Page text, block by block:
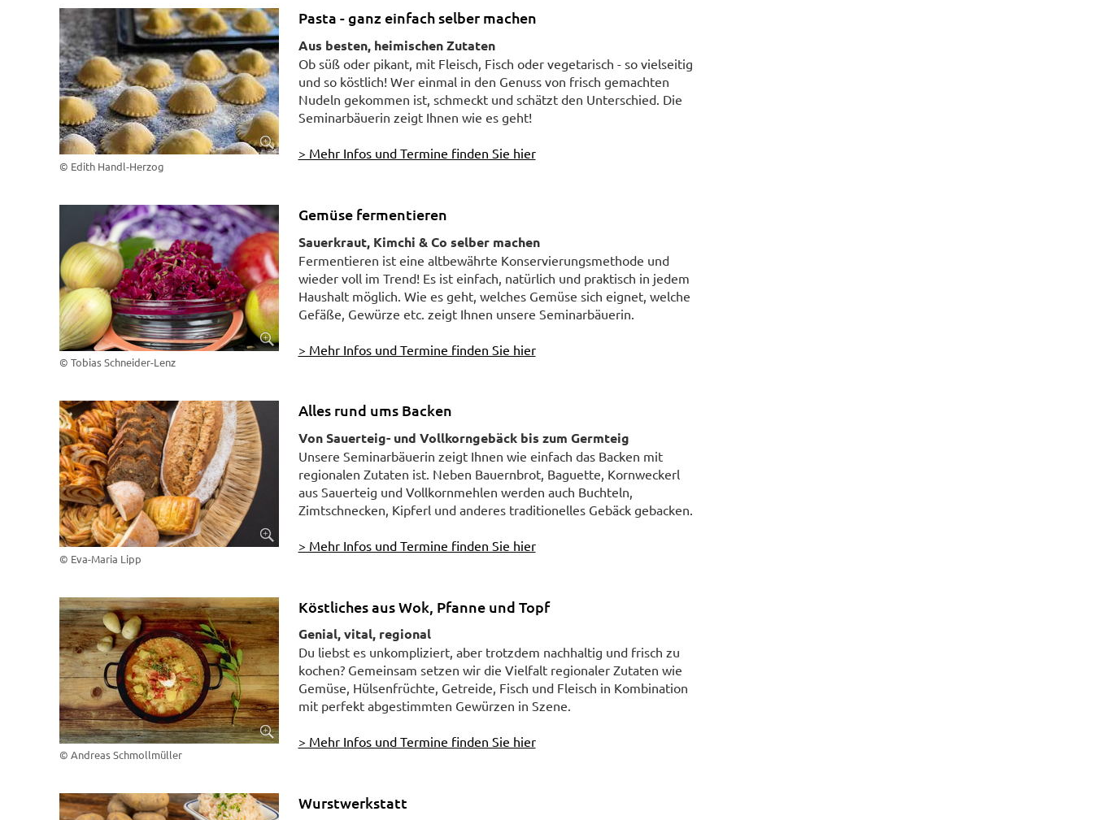
© Edith Handl-Herzog
Pasta - ganz einfach selber machen
Aus besten, heimischen Zutaten
Ob süß oder pikant, mit Fleisch, Fisch oder vegetarisch - so vielseitig
und so köstlich! Wer einmal in den Genuss von frisch gemachten
Nudeln gekommen ist, schmeckt und schätzt den Unterschied. Die
Seminarbäuerin zeigt Ihnen wie es geht!
> Mehr Infos und Termine finden Sie hier
© Tobias Schneider-Lenz
Gemüse fermentieren
Sauerkraut, Kimchi & Co selber machen
Fermentieren ist eine altbewährte Konservierungsmethode und
wieder voll im Trend! Es ist einfach, natürlich und praktisch in jedem
Haushalt möglich. Wie es geht, welches Gemüse sich eignet, welche
Gefäße, Gewürze etc. zeigt Ihnen unsere Seminarbäuerin.
> Mehr Infos und Termine finden Sie hier
© Eva-Maria Lipp
Alles rund ums Backen
Von Sauerteig- und Vollkorngebäck bis zum Germteig
Unsere Seminarbäuerin zeigt Ihnen wie einfach das Backen mit
regionalen Zutaten ist. Neben Bauernbrot, Baguette, Kornweckerl
aus Sauerteig und Vollkornmehlen werden auch Buchteln,
Zimtschnecken, Kipferl und anderes traditionelles Gebäck gebacken.
> Mehr Infos und Termine finden Sie hier
© Andreas Schmollmüller
Köstliches aus Wok, Pfanne und Topf
Genial, vital, regional
Du liebst es unkompliziert, aber trotzdem nachhaltig und frisch zu
kochen? Gemeinsam setzen wir die Vielfalt regionaler Zutaten wie
Gemüse, Hülsenfrüchte, Getreide, Fisch und Fleisch in Kombination
mit perfekt abgestimmten Gewürzen in Szene.
> Mehr Infos und Termine finden Sie hier
Wurstwerkstatt